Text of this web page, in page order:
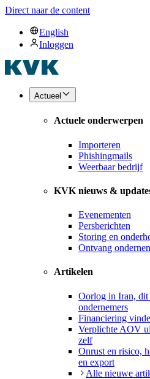
Direct naar de content
English
Inloggen
Actueel
Actuele onderwerpen
Importeren
Phishingmails
Weerbaar bedrijf
KVK nieuws &
Evenementen
Persberichten
Storing en
Ontvang
Artikelen
Oorlog in Iran,
ondernemers
Financiering
Verplichte AOV
zelf
Onrust en risico,
en export
Alle nieuwe